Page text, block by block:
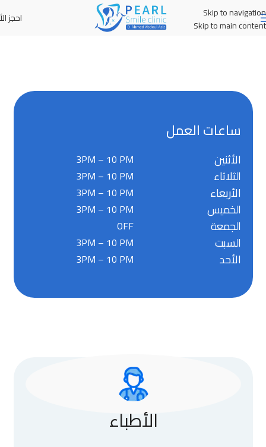
Skip to navigation
Skip to main content
MENU احجز
ساعات العمل
3PM – 10 PM الأثنين
3PM – 10 PM الثلاثاء
3PM – 10 PM الأربعاء
3PM – 10 PM الخميس
OFF الجمعة
3PM – 10 PM السبت
3PM – 10 PM الأحد
الأطباء